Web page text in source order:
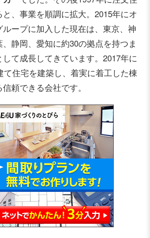
、事業を順調に拡大。2015年にオ
ープに加入した現在は、東京、神
静岡、愛知に約30の拠点を持つま
て成長してきています。2017年に
て住宅を建築し、着実に着工した棟
頼できる会社です。